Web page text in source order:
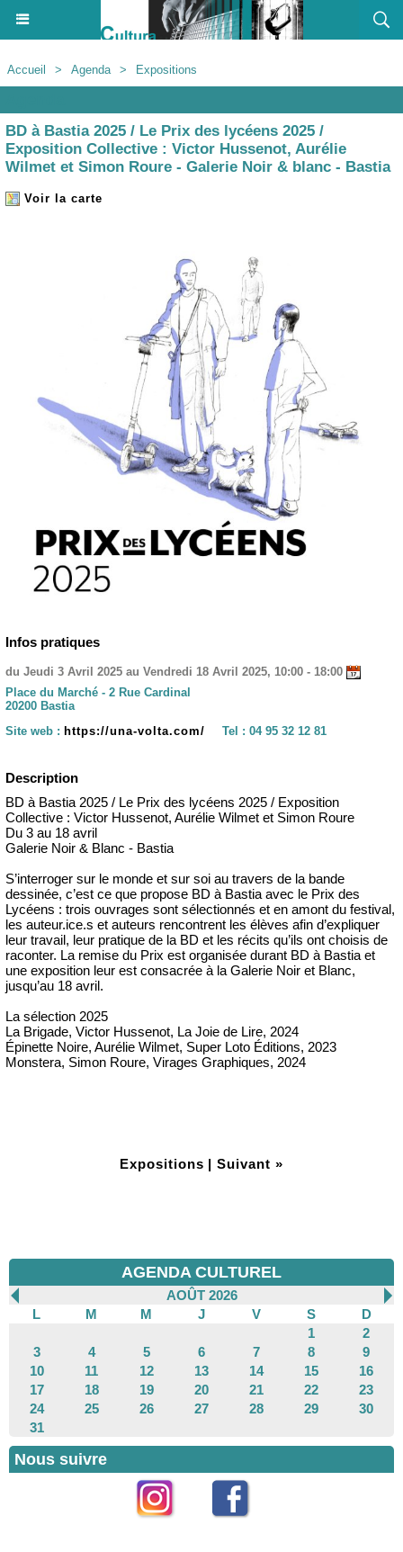
Accueil > Agenda > Expositions
BD à Bastia 2025 / Le Prix des lycéens 2025 /
Exposition Collective : Victor Hussenot, Aurélie
Wilmet et Simon Roure - Galerie Noir & blanc - Bastia
Voir la carte
Infos pratiques
du Jeudi 3 Avril 2025 au Vendredi 18 Avril 2025, 10:00 - 18:00
Place du Marché - 2 Rue Cardinal
20200 Bastia
Site web : https://una-volta.com/ Tel : 04 95 32 12 81
Description
BD à Bastia 2025 / Le Prix des lycéens 2025 / Exposition
Collective : Victor Hussenot, Aurélie Wilmet et Simon Roure
Du 3 au 18 avril
Galerie Noir & Blanc - Bastia
S’interroger sur le monde et sur soi au travers de la bande
dessinée, c’est ce que propose BD à Bastia avec le Prix des
Lycéens : trois ouvrages sont sélectionnés et en amont du festival,
les auteur.ice.s et auteurs rencontrent les élèves afin d’expliquer
leur travail, leur pratique de la BD et les récits qu’ils ont choisis de
raconter. La remise du Prix est organisée durant BD à Bastia et
une exposition leur est consacrée à la Galerie Noir et Blanc,
jusqu’au 18 avril.
La sélection 2025
La Brigade, Victor Hussenot, La Joie de Lire, 2024
Épinette Noire, Aurélie Wilmet, Super Loto Éditions, 2023
Monstera, Simon Roure, Virages Graphiques, 2024
Expositions | Suivant »
AGENDA CULTUREL
AOÛT 2026
L
M M J V S
D
1
2
3
4 5 6 7 8
9
10
11 12 13 14 15
16
17
18 19 20 21 22
23
24
25 26 27 28 29
30
31
Nous suivre